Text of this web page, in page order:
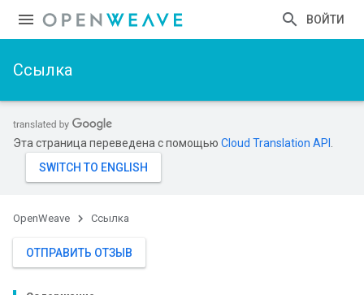
ВОЙТИ
Ссылка
Эта страница переведена с помощью Cloud Translation API
OpenWeave Ссылка
ОТПРАВИТЬ ОТЗЫВ